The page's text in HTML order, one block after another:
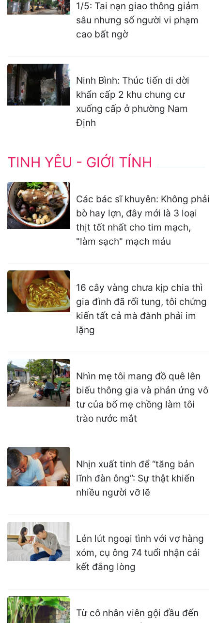
1/5: Tai nạn giao thông giảm
sâu nhưng số người vi phạm
cao bất ngờ
Ninh Bình: Thúc tiến di dời
khẩn cấp 2 khu chung cư
xuống cấp ở phường Nam
Định
TINH YÊU - GIỚI TÍNH
Các bác sĩ khuyên: Không phải
bò hay lợn, đây mới là 3 loại
thịt tốt nhất cho tim mạch,
"làm sạch" mạch máu
16 cây vàng chưa kịp chia thì
gia đình đã rối tung, tôi chứng
kiến tất cả mà đành phải im
lặng
Nhìn mẹ tôi mang đồ quê lên
biếu thông gia và phản ứng vô
tư của bố mẹ chồng làm tôi
trào nước mắt
Nhịn xuất tinh để “tăng bản
lĩnh đàn ông”: Sự thật khiến
nhiều người vỡ lẽ
Lén lút ngoại tình với vợ hàng
xóm, cụ ông 74 tuổi nhận cái
kết đắng lòng
Từ cô nhân viên gội đầu đến